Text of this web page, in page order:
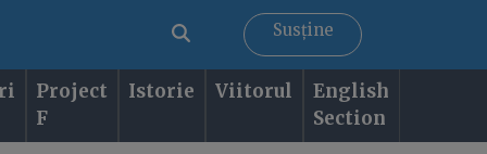
Susține
Project
F
Istorie Viitorul
English
Section